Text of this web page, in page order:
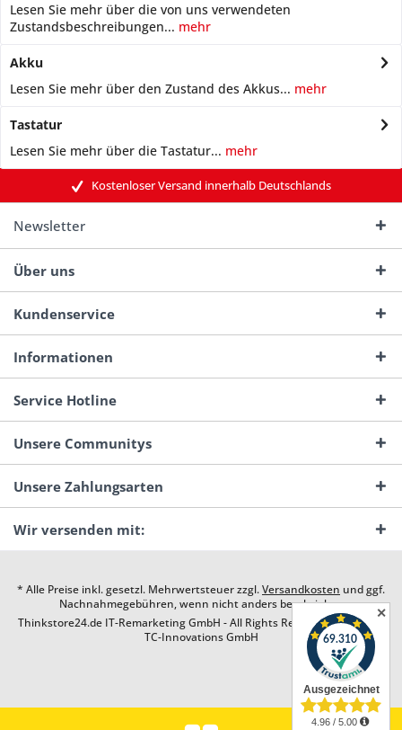
Lesen Sie mehr über die von uns verwendeten
Zustandsbeschreibungen... mehr
Akku
Lesen Sie mehr über den Zustand des Akkus... mehr
Tastatur
Lesen Sie mehr über die Tastatur... mehr
Kostenloser Versand innerhalb Deutschlands
Newsletter
Über uns
Kundenservice
Informationen
Service Hotline
Unsere Communitys
Unsere Zahlungsarten
Wir versenden mit:
* Alle Preise inkl. gesetzl. Mehrwertsteuer zzgl.Versandkosten und ggf.
Nachnahmegebühren, wenn nicht anders beschrieben
Thinkstore24.de IT-Remarketing GmbH - All Rights Reserved. Design by
TC-Innovations GmbH
✕